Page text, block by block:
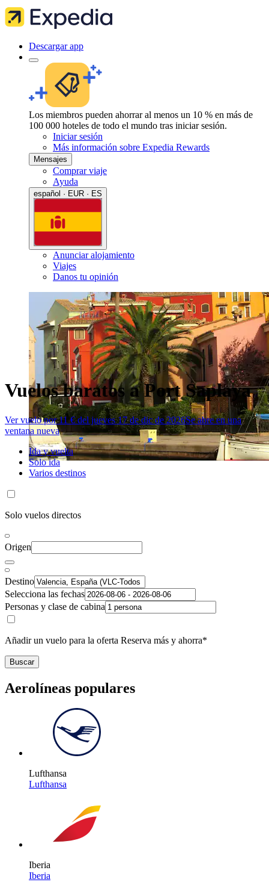
Descargar app
Los miembros pueden ahorrar al menos un 10 % en más de
100 000 hoteles de todo el mundo tras iniciar sesión.
Iniciar sesión
Más información sobre Expedia Rewards
Mensajes
Comprar viaje
Ayuda
español · EUR · ES
Anunciar alojamiento
Viajes
Danos tu opinión
Vuelos baratos a Port Saplaya
Ver vuelo por 11 € del jueves 17 de dic de 2026Se abre en una
ventana nueva
Ida y vuelta
Solo ida
Varios destinos
Solo vuelos directos
Origen
Destino
Selecciona las fechas
Personas y clase de cabina
Añadir un vuelo para la oferta Reserva más y ahorra*
Buscar
Aerolíneas populares
Lufthansa
Lufthansa
Iberia
Iberia